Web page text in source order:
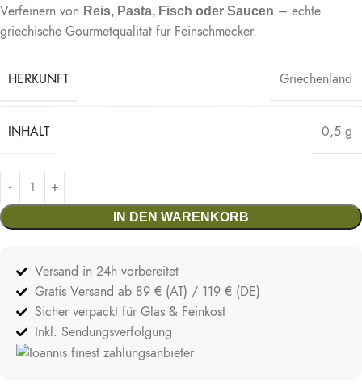
Verfeinern von Reis, Pasta, Fisch oder Saucen – echte
griechische Gourmetqualität für Feinschmecker.
HERKUNFT Griechenland
INHALT 0,5 g
IN DEN WARENKORB
Versand in 24h vorbereitet
Gratis Versand ab 89 € (AT) / 119 € (DE)
Sicher verpackt für Glas & Feinkost
Inkl. Sendungsverfolgung